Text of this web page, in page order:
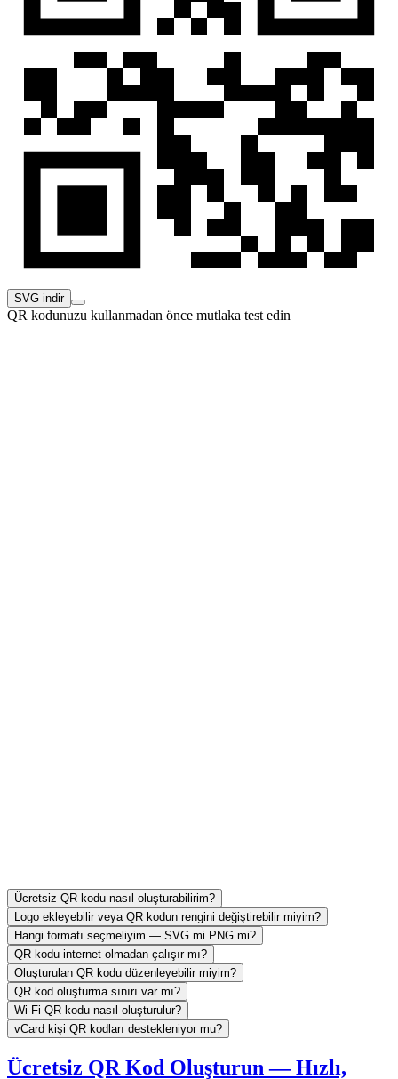
SVG indir
QR kodunuzu kullanmadan önce mutlaka test edin
Ücretsiz QR kodu nasıl oluşturabilirim?
Logo ekleyebilir veya QR kodun rengini değiştirebilir miyim?
Hangi formatı seçmeliyim — SVG mi PNG mi?
QR kodu internet olmadan çalışır mı?
Oluşturulan QR kodu düzenleyebilir miyim?
QR kod oluşturma sınırı var mı?
Wi-Fi QR kodu nasıl oluşturulur?
vCard kişi QR kodları destekleniyor mu?
Ücretsiz QR Kod Oluşturun — Hızlı,